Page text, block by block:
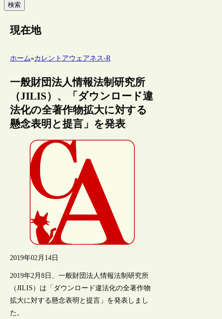
検索
現在地
ホーム»カレントアウェアネス-R
一般財団法人情報法制研究所
（JILIS）、「ダウンロード違
法化の全著作物拡大に対する
懸念表明と提言」を発表
2019年02月14日
2019年2月8日、一般財団法人情報法制研究所
（JILIS）は「ダウンロード違法化の全著作物
拡大に対する懸念表明と提言」を発表しまし
た。